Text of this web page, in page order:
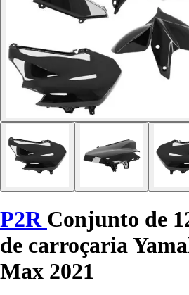
P2R Conjunto de
de carroçaria
Max 2021